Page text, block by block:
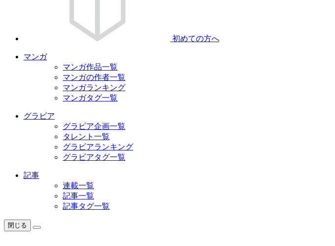
初めての方へ
マンガ
マンガ作品一覧
マンガの作者一覧
マンガランキング
マンガタグ一覧
グラビア
グラビア企画一覧
タレント一覧
グラビアランキング
グラビアタグ一覧
記事
連載一覧
記事一覧
記事タグ一覧
閉じる